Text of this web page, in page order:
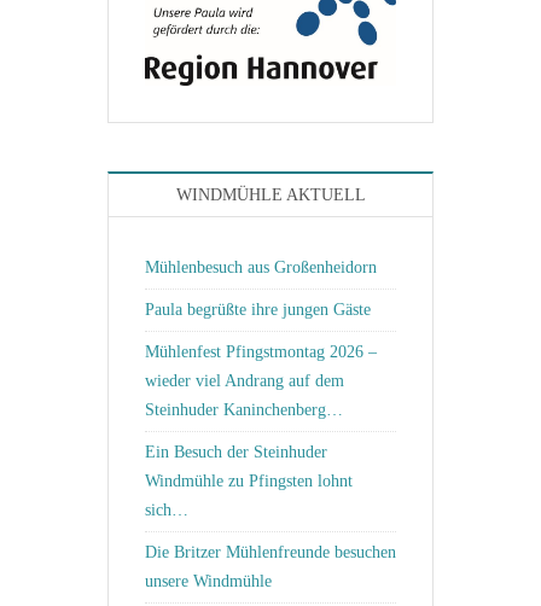
WINDMÜHLE AKTUELL
Mühlenbesuch aus Großenheidorn
Paula begrüßte ihre jungen Gäste
Mühlenfest Pfingstmontag 2026 –
wieder viel Andrang auf dem
Steinhuder Kaninchenberg…
Ein Besuch der Steinhuder
Windmühle zu Pfingsten lohnt
sich…
Die Britzer Mühlenfreunde besuchen
unsere Windmühle